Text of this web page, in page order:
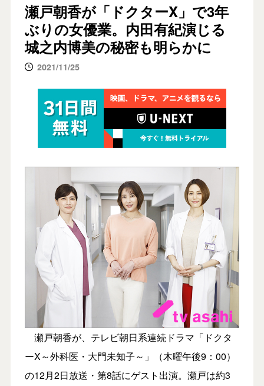
瀬戸朝香が「ドクターX」で3年
ぶりの女優業。内田有紀演じる
城之内博美の秘密も明らかに
2021/11/25
瀬戸朝香が、テレビ朝日系連続ドラマ「ドクタ
ーX～外科医・大門未知子～」（木曜午後9：00）
の12月2日放送・第8話にゲスト出演。瀬戸は約3